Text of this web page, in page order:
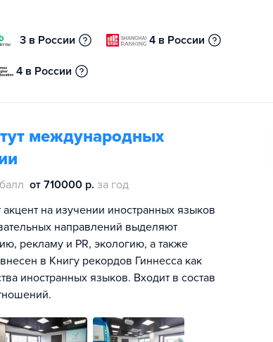
3 в России 4 в России
4 в России
международных
от 710000 р. за год
на изучении иностранных языков
направлений выделяют
рекламу и PR, экологию, а также
в Книгу рекордов Гиннесса как
иностранных языков. Входит в состав